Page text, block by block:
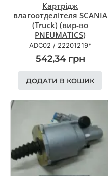
Картрідж
влагоотделітеля SCANIA
(Truck) (вир-во
PNEUMATICS)
ADC02 / 22201219*
542,34 грн
ДОДАТИ В КОШИК